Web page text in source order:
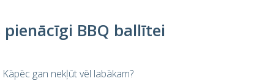
pienācīgi BBQ ballītei
gan nekļūt vēl labākam?